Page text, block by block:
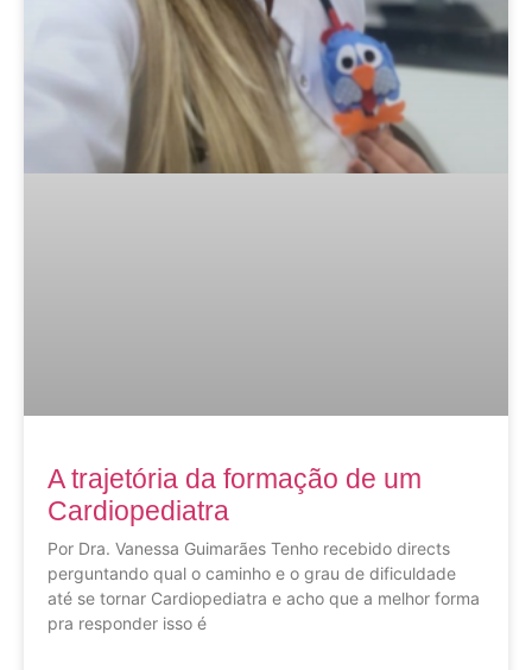
A trajetória da formação de um
Cardiopediatra
Por Dra. Vanessa Guimarães Tenho recebido directs
perguntando qual o caminho e o grau de dificuldade
até se tornar Cardiopediatra e acho que a melhor forma
pra responder isso é